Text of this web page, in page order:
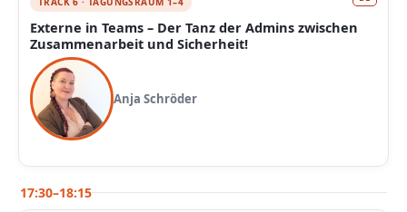
Externe in Teams – Der Tanz der Admins zwischen
Zusammenarbeit und Sicherheit!
Anja Schröder
17:30–18:15